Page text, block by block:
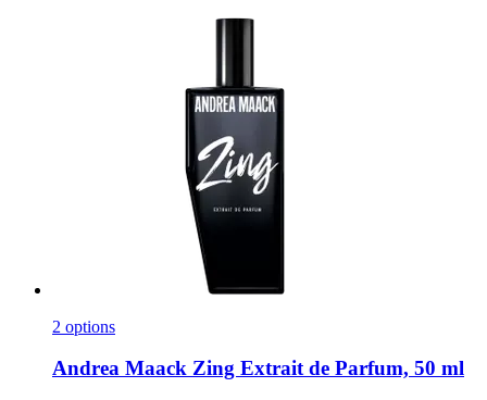
2 options
Andrea Maack Zing Extrait de Parfum, 50 ml